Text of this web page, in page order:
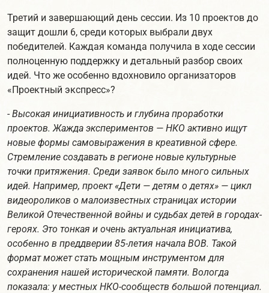
Третий и завершающий день сессии. Из 10 проектов до
защит дошли 6, среди которых выбрали двух
победителей. Каждая команда получила в ходе сессии
полноценную поддержку и детальный разбор своих
идей. Что же особенно вдохновило организаторов
«Проектный экспресс»?
-Высокая инициативность и глубина проработки
проектов. Жажда экспериментов — НКО активно ищут
новые формы самовыражения в креативной сфере.
Стремление создавать в регионе новые культурные
точки притяжения. Среди заявок было много сильных
идей. Например, проект «Дети — детям о детях» — цикл
видеороликов о малоизвестных страницах истории
Великой Отечественной войны и судьбах детей в городах-
героях. Это тонкая и очень актуальная инициатива,
особенно в преддверии 85-летия начала ВОВ. Такой
формат может стать мощным инструментом для
сохранения нашей исторической памяти. Вологда
показала: у местных НКО-сообществ большой потенциал.